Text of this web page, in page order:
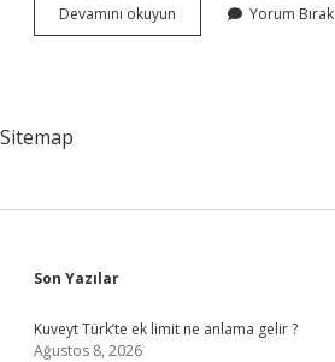
Devamını okuyun
Sağlıklı
Yorum Bırak
Sitemap
Sidebar
Son Yazılar
Kuveyt Türk’te ek limit ne anlama gelir ?
Ağustos 8, 2026